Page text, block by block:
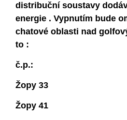
distribuční soustavy
energie . Vypnutím bude
chatové oblasti nad
to :
č.p.:
Žopy 33
Žopy 41